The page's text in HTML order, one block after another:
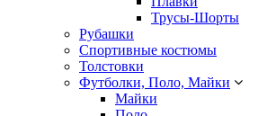
Трусы-Шорты
Рубашки
Спортивные костюмы
Толстовки
Футболки, Поло, Майки
Майки